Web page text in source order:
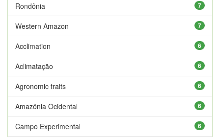
7
Rondônia
7
Western Amazon
6
Acclimation
6
Aclimatação
6
Agronomic traits
6
Amazônia Ocidental
6
Campo Experimental